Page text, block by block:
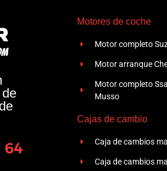
64
Motores de coche
Motor completo
Motor arranque
Motor completo
Musso
Cajas de cambio
Caja de cambios
Caja de cambios